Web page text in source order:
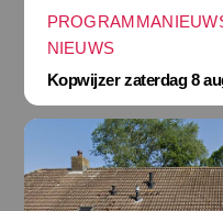
NIEUWS
Kopwijzer zaterdag 8